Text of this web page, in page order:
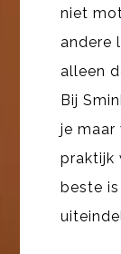
niet
andere
alleen
Bij
je maar
praktijk
beste